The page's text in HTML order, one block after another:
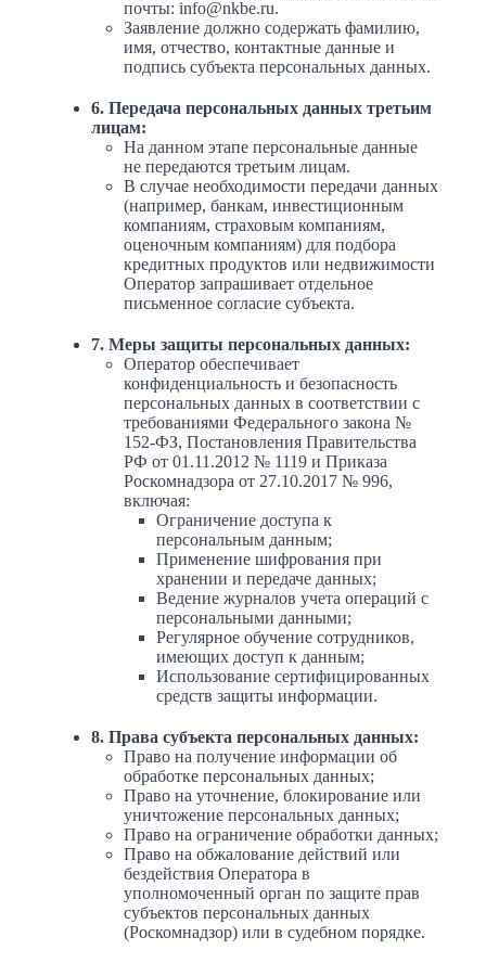
почты: info@nkbe.ru.
Заявление должно содержать фамилию,
имя, отчество, контактные данные и
подпись субъекта персональных данных.
6. Передача персональных данных третьим
лицам:
На данном этапе персональные данные
не передаются третьим лицам.
В случае необходимости передачи данных
(например, банкам, инвестиционным
компаниям, страховым компаниям,
оценочным компаниям) для подбора
кредитных продуктов или недвижимости
Оператор запрашивает отдельное
письменное согласие субъекта.
7. Меры защиты персональных данных:
Оператор обеспечивает
конфиденциальность и безопасность
персональных данных в соответствии с
требованиями Федерального закона №
152-ФЗ, Постановления Правительства
РФ от 01.11.2012 № 1119 и Приказа
Роскомнадзора от 27.10.2017 № 996,
включая:
Ограничение доступа к
персональным данным;
Применение шифрования при
хранении и передаче данных;
Ведение журналов учета операций с
персональными данными;
Регулярное обучение сотрудников,
имеющих доступ к данным;
Использование сертифицированных
средств защиты информации.
8. Права субъекта персональных данных:
Право на получение информации об
обработке персональных данных;
Право на уточнение, блокирование или
уничтожение персональных данных;
Право на ограничение обработки данных;
Право на обжалование действий или
бездействия Оператора в
уполномоченный орган по защите прав
субъектов персональных данных
(Роскомнадзор) или в судебном порядке.